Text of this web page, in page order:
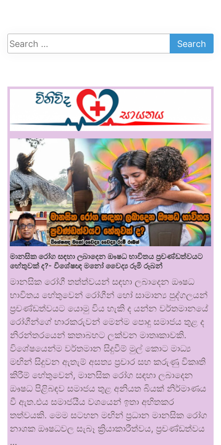
මානසික රෝග සඳහා ලබාදෙන ඖෂධ භාවිතය ප්‍රචණ්ඩත්වයට
හේතුවක් ද?- විශේෂඥ මනෝ වෛද්‍ය රූමි රූබන්
මානසික රෝගී තත්ත්වයන් සඳහා ලබාදෙන ඖෂධ
භාවිතය හේතුවෙන් රෝගීන් හෝ සාමාන්‍ය පුද්ගලයන්
ප්‍රචණ්ඩත්වයට යොමු විය හැකි ද යන්න වර්තමානයේ
රෝගීන්ගේ භාරකරුවන් මෙන්ම පොදු සමාජය තුළ ද
නිරන්තරයෙන් කතාබහට ලක්වන මාතෘකාවකි.
විශේෂයෙන්ම වර්තමාන සිදුවීම් මුල් කොට මාධ්‍ය
මඟින් සිදුවන ඇතැම් අසත්‍ය ප්‍රචාර සහ කරුණු විකෘති
කිරීම් හේතුවෙන්, මානසික රෝග සඳහා ලබාදෙන
ඖෂධ පිළිබඳව සමාජය තුළ අනියත බියක් නිර්මාණය
වී ඇත.එය සමාජයීය වශයෙන් ඉතා අහිතකර
තත්වයකි. මෙම සටහන මඟින් ප්‍රධාන මානසික රෝග
නාශක ඖෂධවල සැබෑ ක්‍රියාකාරීත්වය, ප්‍රචණ්ඩත්වය
…